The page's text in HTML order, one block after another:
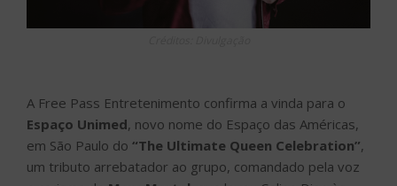
A Free Pass Entretenimento confirma a vinda para o
Espaço Unimed, novo nome do Espaço das Américas,
em São Paulo do “The Ultimate Queen Celebration”,
um tributo arrebatador ao grupo, comandado pela voz